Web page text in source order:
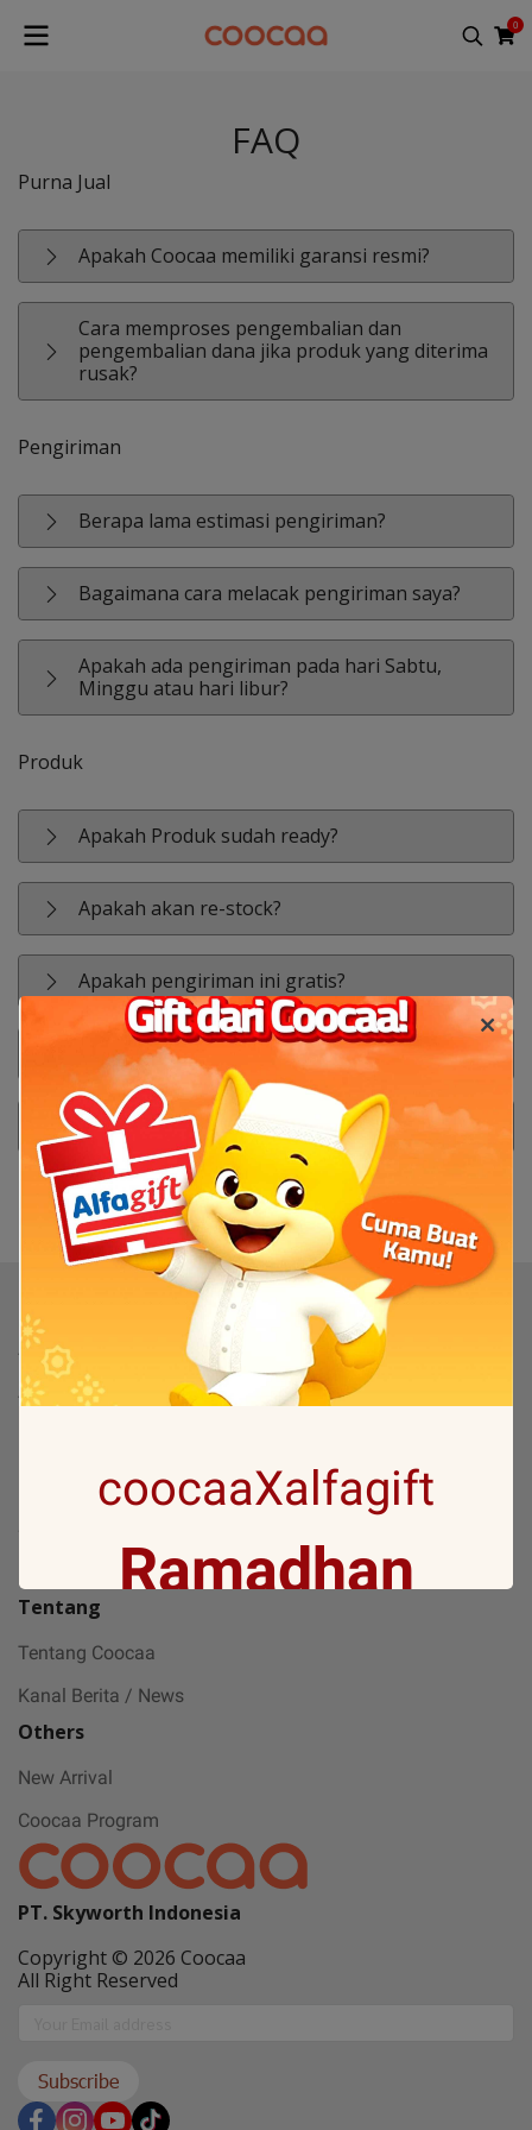
0
FAQ
Purna Jual
Apakah Coocaa memiliki garansi resmi?
Cara memproses pengembalian dan
pengembalian dana jika produk yang diterima
rusak?
Pengiriman
Berapa lama estimasi pengiriman?
Bagaimana cara melacak pengiriman saya?
Apakah ada pengiriman pada hari Sabtu,
Minggu atau hari libur?
Produk
Apakah Produk sudah ready?
Apakah akan re-stock?
Apakah pengiriman ini gratis?
Dukungan COD?
Dapat membayar melalui apa?
1
Produk
TV
TV By Size
Tentang
Tentang Coocaa
Kanal Berita / News
Others
New Arrival
Coocaa Program
PT. Skyworth Indonesia
Copyright © 2026 Coocaa
All Right Reserved
Subscribe
coocaaXalfagift
Ramadhan
Gift with no 1
Coocaa & Alfagift siap kasih promo,